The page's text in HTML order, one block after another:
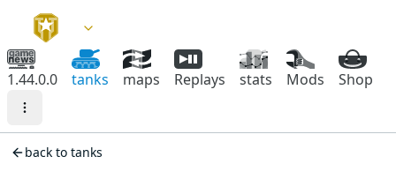
1.44.0.0 tanks maps Replays stats Mods Shop
back to tanks